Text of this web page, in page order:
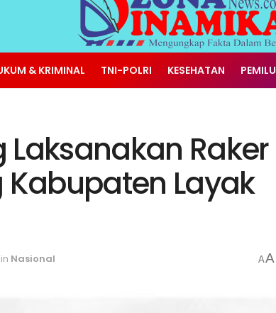
& KRIMINAL TNI-POLRI KESEHATAN PEMILU
Laksanakan Raker
Kabupaten Layak
in Nasional AA